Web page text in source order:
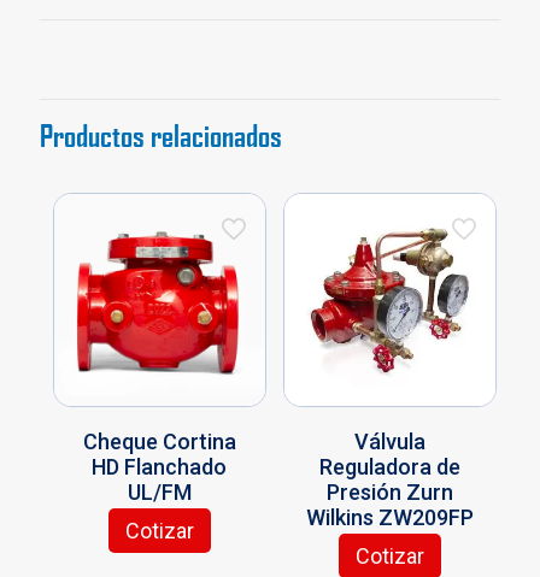
Productos relacionados
Cheque Cortina
HD Flanchado
UL/FM
Cotizar
Este
Válvula
Reguladora de
Presión Zurn
Wilkins ZW209FP
Cotizar
Este